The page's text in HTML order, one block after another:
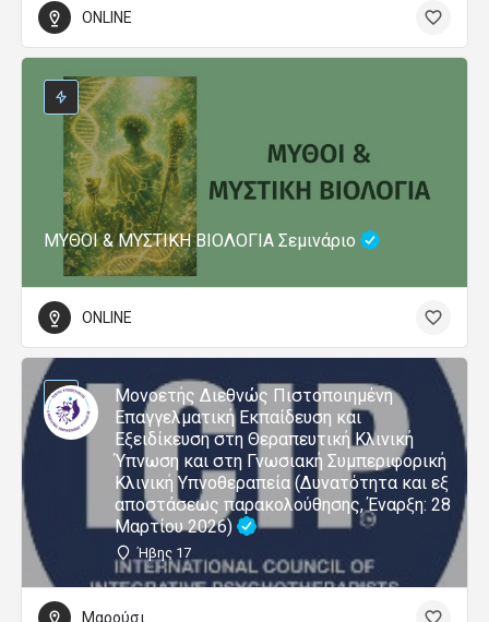
ONLINE
ΜΥΘΟΙ & ΜΥΣΤΙΚΗ ΒΙΟΛΟΓΙΑ Σεμινάριο
ONLINE
Μονοετής Διεθνώς Πιστοποιημένη
Επαγγελματική Εκπαίδευση και
Εξειδίκευση στη Θεραπευτική Κλινική
Ύπνωση και στη Γνωσιακή Συμπεριφορική
Κλινική Υπνοθεραπεία (Δυνατότητα και εξ
αποστάσεως παρακολούθησης, Έναρξη: 28
Μαρτίου 2026)
Ήβης 17
Μαρούσι